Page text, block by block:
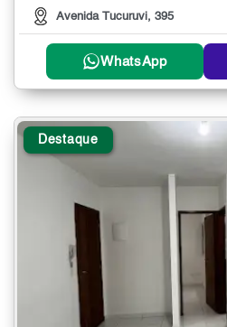
Avenida Tucuruvi, 395
WhatsApp
Destaque